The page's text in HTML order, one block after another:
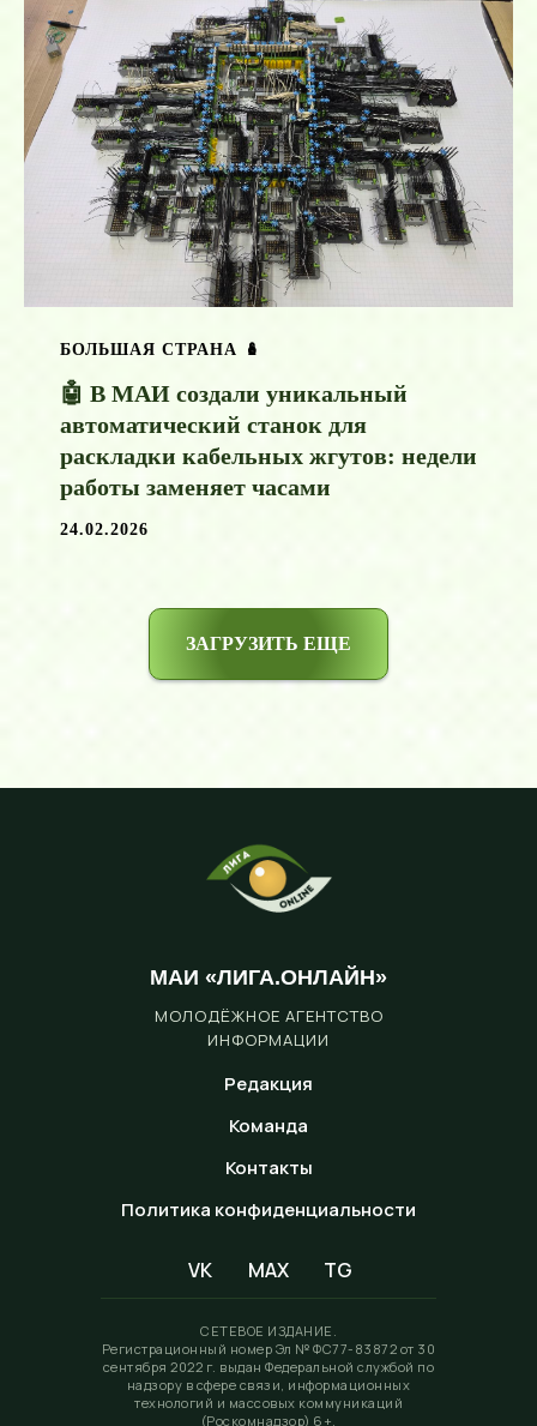
БОЛЬШАЯ СТРАНА 🪆
🤖 В МАИ создали уникальный
автоматический станок для
раскладки кабельных жгутов: недели
работы заменяет часами
24.02.2026
ЗАГРУЗИТЬ ЕЩЕ
МАИ «ЛИГА.ОНЛАЙН»
МОЛОДЁЖНОЕ АГЕНТСТВО
ИНФОРМАЦИИ
Редакция
Команда
Контакты
Политика конфиденциальности
MAX TG
VK
СЕТЕВОЕ ИЗДАНИЕ.
Регистрационный номер Эл № ФС77-83872 от 30
сентября 2022 г. выдан Федеральной службой по
надзору в сфере связи, информационных
технологий и массовых коммуникаций
(Роскомнадзор) 6+.